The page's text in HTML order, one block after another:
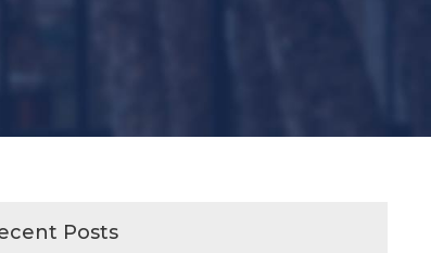
Posts